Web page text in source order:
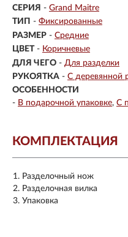
СЕРИЯ - Grand Maitre
ТИП - Фиксированные
РАЗМЕР - Средние
ЦВЕТ - Коричневые
ДЛЯ ЧЕГО - Для разделки
РУКОЯТКА - С деревянной
ОСОБЕННОСТИ
- В подарочной упаковке С
КОМПЛЕКТАЦИЯ
Разделочный нож
Разделочная вилка
Упаковка